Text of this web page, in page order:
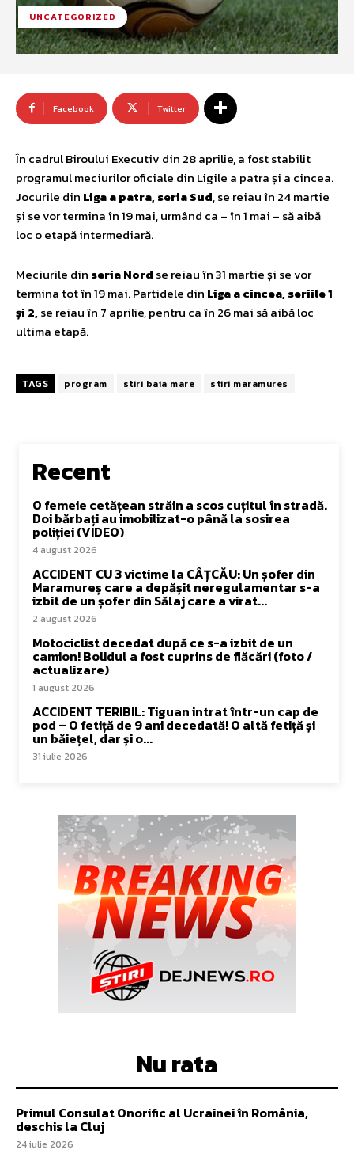
UNCATEGORIZED
Facebook Twitter
În cadrul Biroului Executiv din 28 aprilie, a fost stabilit
programul meciurilor oficiale din Ligile a patra și a cincea.
Jocurile din Liga a patra, seria Sud, se reiau în 24 martie
și se vor termina în 19 mai, urmând ca – în 1 mai – să aibă
loc o etapă intermediară.
Meciurile din seria Nord se reiau în 31 martie și se vor
termina tot în 19 mai. Partidele din Liga a cincea, seriile 1
și 2,se reiau în 7 aprilie, pentru ca în 26 mai să aibă loc
ultima etapă.
TAGS program stiri baia mare stiri maramures
Recent
O femeie cetățean străin a scos cuțitul în stradă.
Doi bărbați au imobilizat-o până la sosirea
poliției (VIDEO)
4 august 2026
ACCIDENT CU 3 victime la CÂȚCĂU: Un șofer din
Maramureș care a depășit neregulamentar s-a
izbit de un șofer din Sălaj care a virat...
2 august 2026
Motociclist decedat după ce s-a izbit de un
camion! Bolidul a fost cuprins de flăcări (foto /
actualizare)
1 august 2026
ACCIDENT TERIBIL: Tiguan intrat într-un cap de
pod – O fetiță de 9 ani decedată! O altă fetiță și
un băiețel, dar și o...
31 iulie 2026
Nu rata
Primul Consulat Onorific al Ucrainei în România,
deschis la Cluj
24 iulie 2026